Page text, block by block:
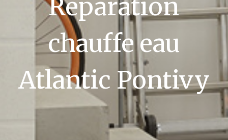
Réparation
chauffe eau
Atlantic Pontivy